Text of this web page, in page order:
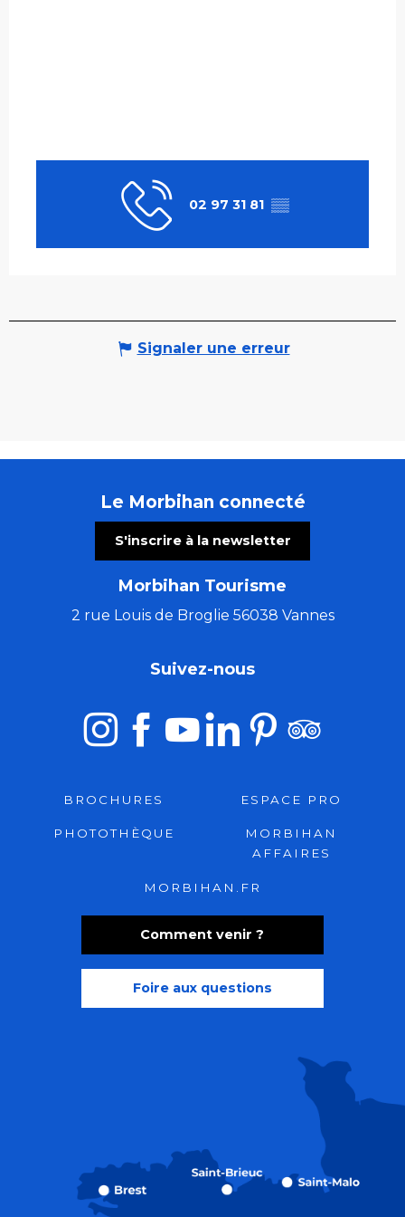
02 97 31 81 ▒▒
Signaler une erreur
Le Morbihan connecté
S'inscrire à la newsletter
Morbihan Tourisme
2 rue Louis de Broglie 56038 Vannes
Comment venir ?
Foire aux questions
Suivez-nous
BROCHURES ESPACE PRO
PHOTOTHÈQUE
MORBIHAN
AFFAIRES
MORBIHAN.FR